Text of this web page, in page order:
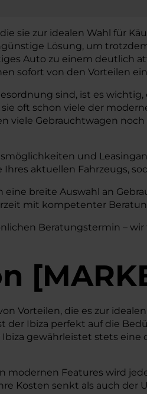
sie zur idealen Wahl für
Lösung, um
Auto zu einem deutlich
sofort von den Vorteilen
sind, ist es
oft schon viele der
viele Gebrauchtwagen
und
aktuellen Fahrzeugs,
breite Auswahl an
mit kompetenter
Beratungstermin –
[
Vorteilen, die es zur
Ibiza perfekt auf die
gewährleistet stets
modernen Features wird
Kosten senkt als auch